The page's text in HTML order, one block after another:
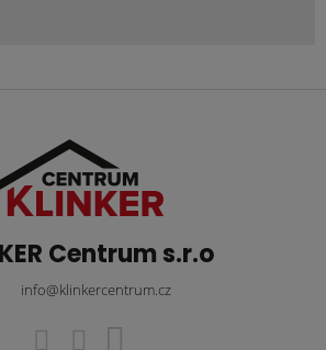
Centrum s.r.o
info@klinkercentrum.cz